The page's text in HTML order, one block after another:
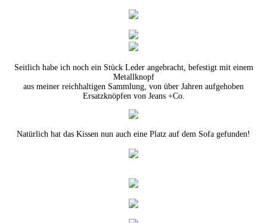
Seitlich habe ich noch ein Stück Leder angebracht, befestigt mit einem
Metallknopf
aus meiner reichhaltigen Sammlung, von über Jahren aufgehoben
Ersatzknöpfen von Jeans +Co.
Natürlich hat das Kissen nun auch eine Platz auf dem Sofa gefunden!